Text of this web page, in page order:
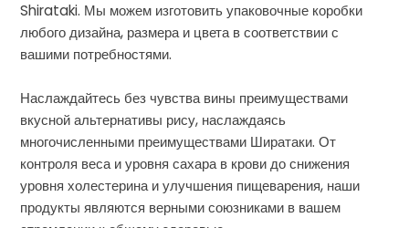
Shirataki. Мы можем изготовить упаковочные коробки
любого дизайна, размера и цвета в соответствии с
вашими потребностями.
Наслаждайтесь без чувства вины преимуществами
вкусной альтернативы рису, наслаждаясь
многочисленными преимуществами Ширатаки. От
контроля веса и уровня сахара в крови до снижения
уровня холестерина и улучшения пищеварения, наши
продукты являются верными союзниками в вашем